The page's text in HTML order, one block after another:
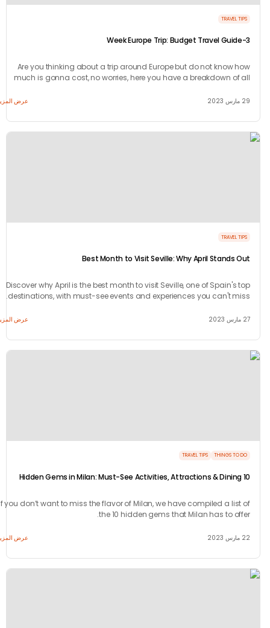
Are you thinking about a trip around Europe but do not know
much is gonna cost, no worries, here you have a breakdown
عرض المزيد
Best Month to Visit Seville: Why April Stands
Discover why April is the best month to visit Seville, one of Spain's
destinations, with must-see events and experiences you can't
عرض المزيد
THINGS TO
TRAVEL TIPS
If you don’t want to miss the flavor of Milan, we have compiled a
the 10 hidden gems that Milan has to
عرض المزيد